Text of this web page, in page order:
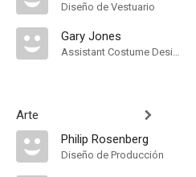
Diseño de Vestuario
Gary Jones
Assistant Costume Designer
Arte
Philip Rosenberg
Diseño de Producción